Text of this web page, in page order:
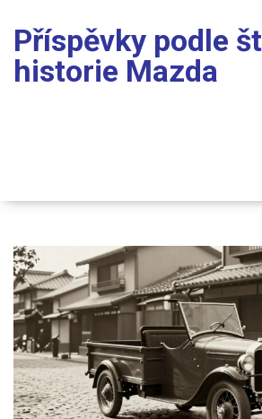
Příspěvky podle
historie Mazda